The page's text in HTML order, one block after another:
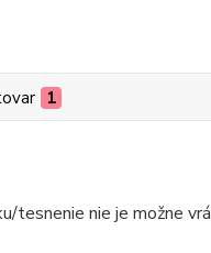
1
tesnenie nie je možne